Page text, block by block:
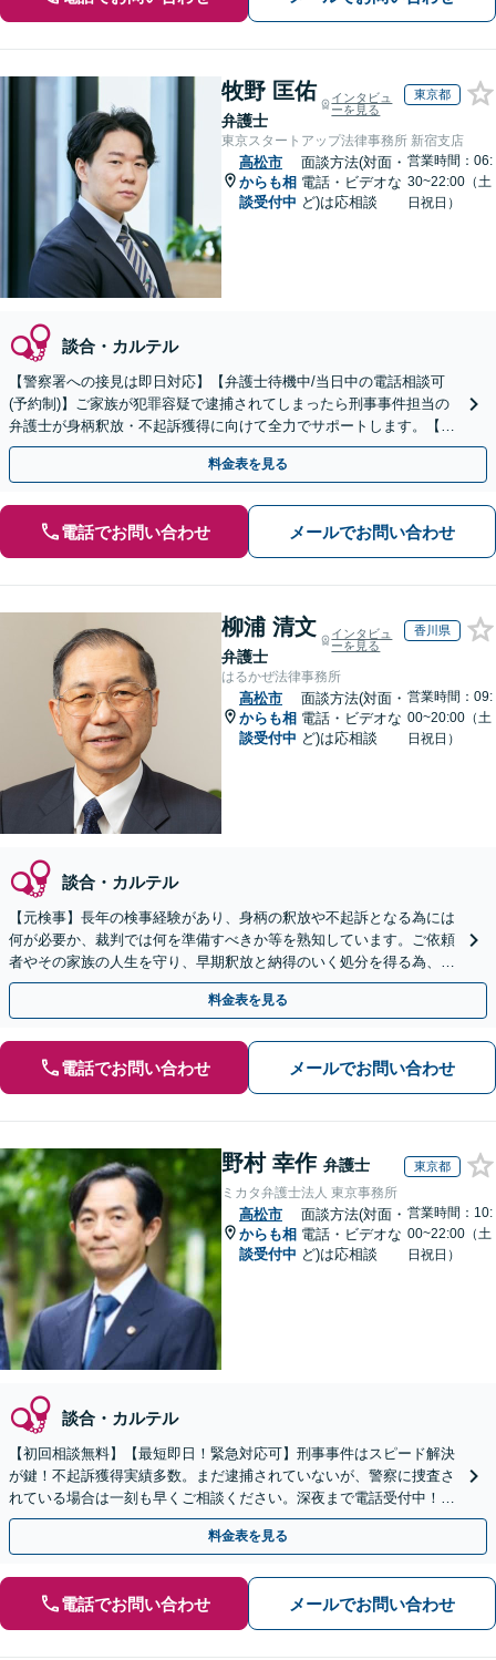
牧野 匡佑
弁護士
インタビュ
ーを見る
東京都
東京スタートアップ法律事務所 新宿支店
高松市
からも相
談受付中
面談方法(対面・
電話・ビデオな
ど)は応相談
営業時間：06:
30~22:00（土
日祝日）
談合・カルテル
【警察署への接見は即日対応】【弁護士待機中/当日中の電話相談可
(予約制)】ご家族が犯罪容疑で逮捕されてしまったら刑事事件担当の
弁護士が身柄釈放・不起訴獲得に向けて全力でサポートします。【毎
月100名以上の相談実績】【全国対応】
料金表を見る
電話でお問い合わせ メールでお問い合わせ
柳浦 清文
弁護士
インタビュ
ーを見る
香川県
はるかぜ法律事務所
高松市
からも相
談受付中
面談方法(対面・
電話・ビデオな
ど)は応相談
営業時間：09:
00~20:00（土
日祝日）
談合・カルテル
【元検事】長年の検事経験があり、身柄の釈放や不起訴となる為には
何が必要か、裁判では何を準備すべきか等を熟知しています。ご依頼
者やその家族の人生を守り、早期釈放と納得のいく処分を得る為、こ
れまでの経験と知見を最大限に生かし、真摯に弁護します。
料金表を見る
電話でお問い合わせ メールでお問い合わせ
野村 幸作 弁護士 東京都
ミカタ弁護士法人 東京事務所
高松市
からも相
談受付中
面談方法(対面・
電話・ビデオな
ど)は応相談
営業時間：10:
00~22:00（土
日祝日）
談合・カルテル
【初回相談無料】【最短即日！緊急対応可】刑事事件はスピード解決
が鍵！不起訴獲得実績多数。まだ逮捕されていないが、警察に捜査さ
れている場合は一刻も早くご相談ください。深夜まで電話受付中！痴
漢／盗撮／のぞき／その他性犯罪など
料金表を見る
電話でお問い合わせ メールでお問い合わせ